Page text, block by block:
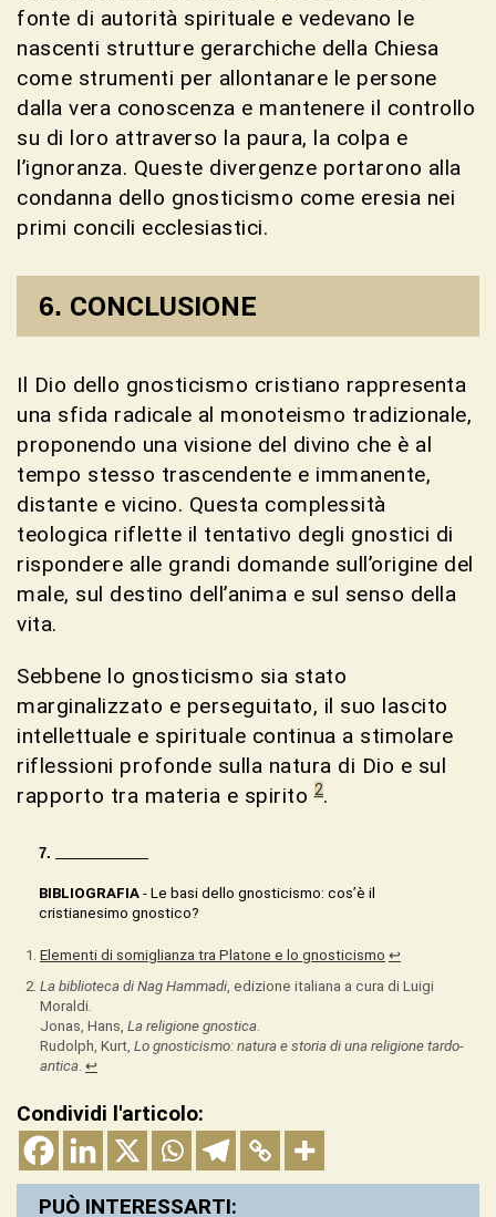
fonte di autorità spirituale e vedevano le
nascenti strutture gerarchiche della Chiesa
come strumenti per allontanare le persone
dalla vera conoscenza e mantenere il controllo
su di loro attraverso la paura, la colpa e
l’ignoranza. Queste divergenze portarono alla
condanna dello gnosticismo come eresia nei
primi concili ecclesiastici.
CONCLUSIONE
Il Dio dello gnosticismo cristiano rappresenta
una sfida radicale al monoteismo tradizionale,
proponendo una visione del divino che è al
tempo stesso trascendente e immanente,
distante e vicino. Questa complessità
teologica riflette il tentativo degli gnostici di
rispondere alle grandi domande sull’origine del
male, sul destino dell’anima e sul senso della
vita.
Sebbene lo gnosticismo sia stato
marginalizzato e perseguitato, il suo lascito
intellettuale e spirituale continua a stimolare
riflessioni profonde sulla natura di Dio e sul
rapporto tra materia e spirito2.
BIBLIOGRAFIA - Le basi dello gnosticismo: cos’è il
cristianesimo gnostico?
Elementi di somiglianza tra Platone e lo gnosticismo ↩︎
La biblioteca di Nag Hammadi , edizione italiana a cura di Luigi
Moraldi.
Jonas, Hans, La religione gnostica
Rudolph, Kurt, Lo gnosticismo: natura e storia di una religione tardo-
antica ↩︎
Condividi l'articolo:
PUÒ INTERESSARTI: